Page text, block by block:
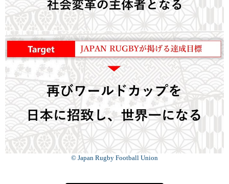
© Japan Rugby Football Union